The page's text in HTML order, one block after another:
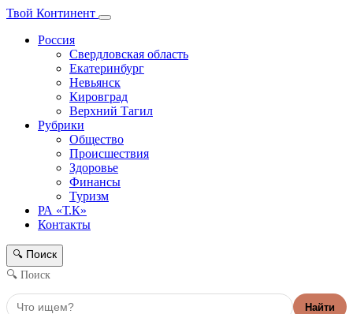
Твой Континент
Россия
Свердловская область
Екатеринбург
Невьянск
Кировград
Верхний Тагил
Рубрики
Общество
Происшествия
Здоровье
Финансы
Туризм
РА «Т.К»
Контакты
🔍 Поиск
🔍 Поиск
Найти